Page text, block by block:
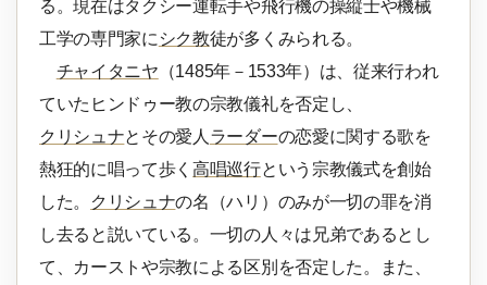
る。現在はタクシー運転手や飛行機の操縦士や機械
工学の専門家に シク教徒が多くみられる。
チャイタニヤ （1485年－1533年）は、従来行われ
ていたヒンドゥー教の宗教儀礼を否定し、
クリシュナとその愛人 ラーダーの恋愛に関する歌を
熱狂的に唱って歩く高唱巡行という宗教儀式を創始
した。
クリシュナの名（ハリ）のみが一切の罪を消
し去ると説いている。一切の人々は兄弟であるとし
て、カーストや宗教による区別を否定した。また、